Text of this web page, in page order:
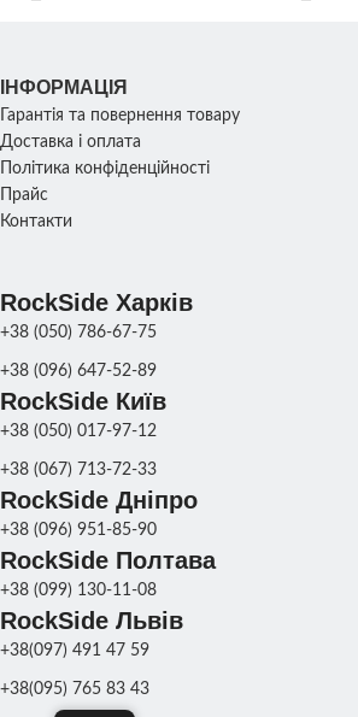
ДЕКОРУ
СКЛАД
ІНФОРМАЦІЯ
Гарантія та повернення товару
Доставка і оплата
Політика конфіденційності
Прайс
Контакти
RockSide Харків
+38 (050) 786-67-75
+38 (096) 647-52-89
RockSide Київ
+38 (050) 017-97-12
+38 (067) 713-72-33
RockSide Дніпро
+38 (096) 951-85-90
RockSide Полтава
+38 (099) 130-11-08
RockSide Львів
+38(097) 491 47 59
+38(095) 765 83 43